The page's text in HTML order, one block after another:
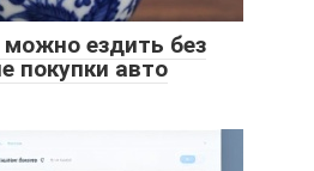
ездить без
покупки авто